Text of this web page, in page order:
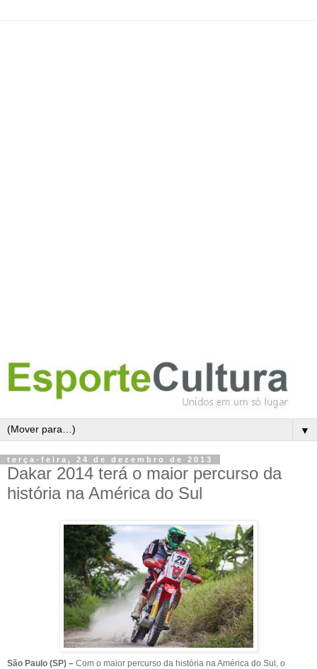
▼
terça-feira, 24 de dezembro de 2013
Dakar 2014 terá o maior percurso da
história na América do Sul
São Paulo (SP) – Com o maior percurso da história na América do Sul, o